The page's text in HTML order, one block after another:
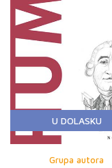
U DOLASKU
Grupa autora